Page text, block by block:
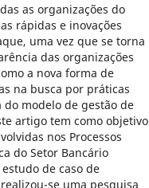
as organizações do
rápidas e inovações
uma vez que se torna
das organizações
a nova forma de
na busca por práticas
modelo de gestão de
artigo tem como objetivo
nos Processos
do Setor Bancário
de caso de
se uma pesquisa